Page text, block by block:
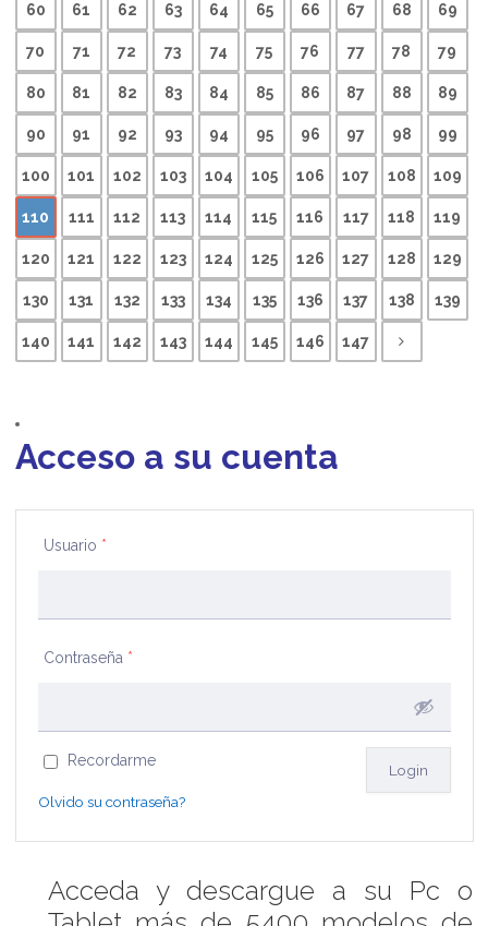
60 61 62 63 64 65 66 67 68 69
70 71 72 73 74 75 76 77 78 79
80 81 82 83 84 85 86 87 88 89
90 91 92 93 94 95 96 97 98 99
100 101 102 103 104 105 106 107 108 109
110 111 112 113 114 115 116 117 118 119
120 121 122 123 124 125 126 127 128 129
130 131 132 133 134 135 136 137 138 139
140 141 142 143 144 145 146 147
Acceso a su cuenta
Usuario *
Contraseña *
Recordarme
Olvido su contraseña?
Acceda y descargue a su Pc o